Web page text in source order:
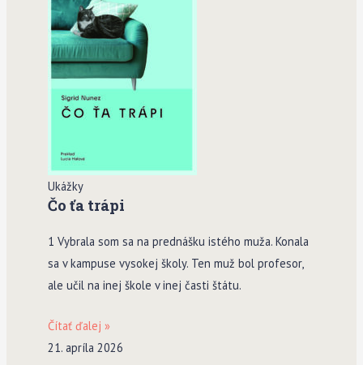
Ukážky
Čo ťa trápi
1 Vybrala som sa na prednášku istého muža. Konala
sa v kampuse vysokej školy. Ten muž bol profesor,
ale učil na inej škole v inej časti štátu.
Čítať ďalej »
21. apríla 2026